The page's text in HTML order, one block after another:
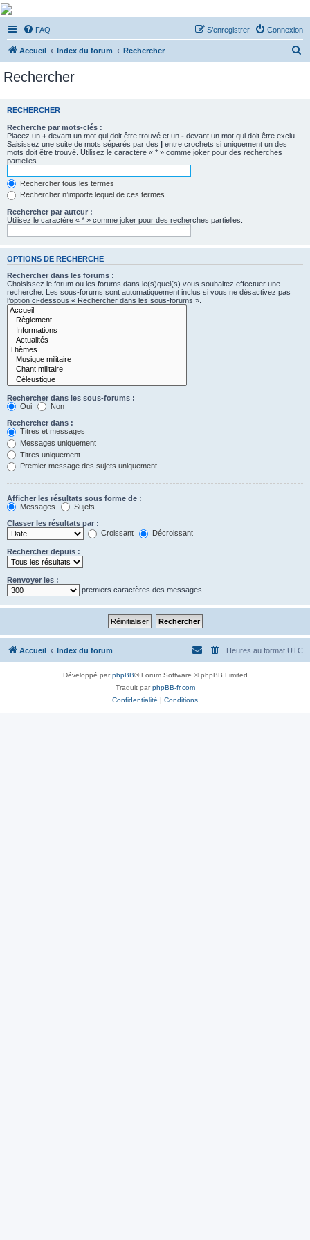
De Musicae Militari -
Forums
Forums de discussions
FAQ Connexion
S’enregistrer
Accueil Index du forum Rechercher
e
Rechercher
RECHERCHER
Recherche par mots-clés :
Placez un + devant un mot qui doit être trouvé et un - devant un mot qui doit être exclu.
Saisissez une suite de mots séparés par des | entre crochets si uniquement un des
mots doit être trouvé. Utilisez le caractère « * » comme joker pour des recherches
partielles.
Rechercher tous les termes
Rechercher n’importe lequel de ces termes
Rechercher par auteur :
Utilisez le caractère « * » comme joker pour des recherches partielles.
OPTIONS DE RECHERCHE
Rechercher dans les forums :
Choisissez le forum ou les forums dans le(s)quel(s) vous souhaitez effectuer une
recherche. Les sous-forums sont automatiquement inclus si vous ne désactivez pas
l’option ci-dessous « Rechercher dans les sous-forums ».
Rechercher dans les sous-forums :
Oui
Non
Rechercher dans :
Titres et messages
Messages uniquement
Titres uniquement
Premier message des sujets uniquement
Afficher les résultats sous forme de :
Messages
Sujets
Classer les résultats par :
Croissant
Décroissant
Rechercher depuis :
Renvoyer les :
premiers caractères des messages
Accueil Index du forum Heures au format UTC
Développé parphpBB® Forum Software © phpBB Limited
Traduit parphpBB-fr.com
Confidentialité
Conditions